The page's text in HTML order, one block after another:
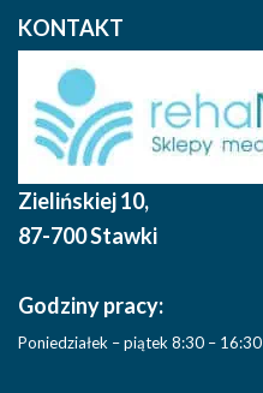
KONTAKT
Zielińskiej 10,
87-700 Stawki
Godziny pracy:
Poniedziałek – piątek 8:30 – 16:30